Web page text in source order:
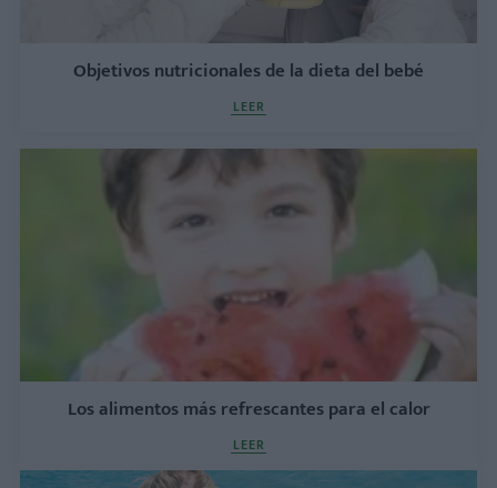
Objetivos nutricionales de la dieta del bebé
LEER
Los alimentos más refrescantes para el calor
LEER